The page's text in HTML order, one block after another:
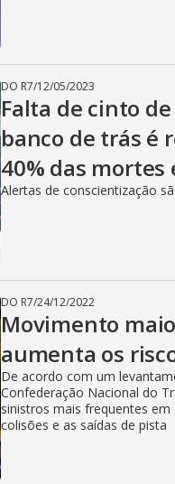
DO R7/12/05/2023
Falta de cinto
banco de trás é
40% das mortes
Alertas de conscientização
DO R7/24/12/2022
Movimento
aumenta os
De acordo com um
Confederação Nacional do
sinistros mais frequentes
colisões e as saídas de pista